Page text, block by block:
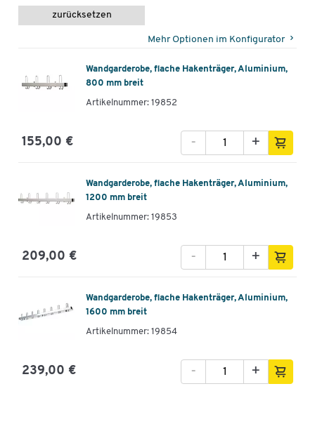
zurücksetzen
Mehr Optionen im Konfigurator
Wandgarderobe, flache Hakenträger, Aluminium,
800 mm breit
Artikelnummer: 19852
155,00 € +
-
Wandgarderobe, flache Hakenträger, Aluminium,
1200 mm breit
Artikelnummer: 19853
209,00 € +
-
Wandgarderobe, flache Hakenträger, Aluminium,
1600 mm breit
Artikelnummer: 19854
239,00 € +
-